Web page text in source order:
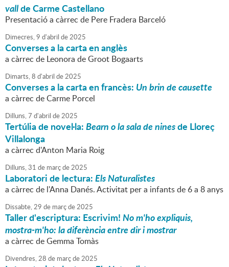
vallde Carme Castellano
Presentació a càrrec de Pere Fradera Barceló
Dimecres,9 d'abril de2025
Converses a la carta en anglès
a càrrec de Leonora de Groot Bogaarts
Dimarts,8 d'abril de2025
Converses a la carta en francès: Un brin de causette
a càrrec de Carme Porcel
Dilluns,7 d'abril de2025
Tertúlia de novel·la:Bearn o la sala de ninesde Lloreç
Villalonga
a càrrec d'Anton Maria Roig
Dilluns,31 de marçde2025
Laboratori de lectura:Els Naturalistes
a càrrec de l'Anna Danés. Activitat per a infants de 6 a 8 anys
Dissabte,29 de marçde2025
Taller d'escriptura: Escrivim!No m'ho expliquis,
mostra-m'ho: la diferència entre dir i mostrar
a càrrec de Gemma Tomàs
Divendres,28 de marçde2025